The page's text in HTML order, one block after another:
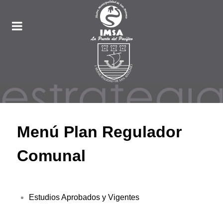
Menú Plan Regulador
Comunal
Estudios Aprobados y Vigentes